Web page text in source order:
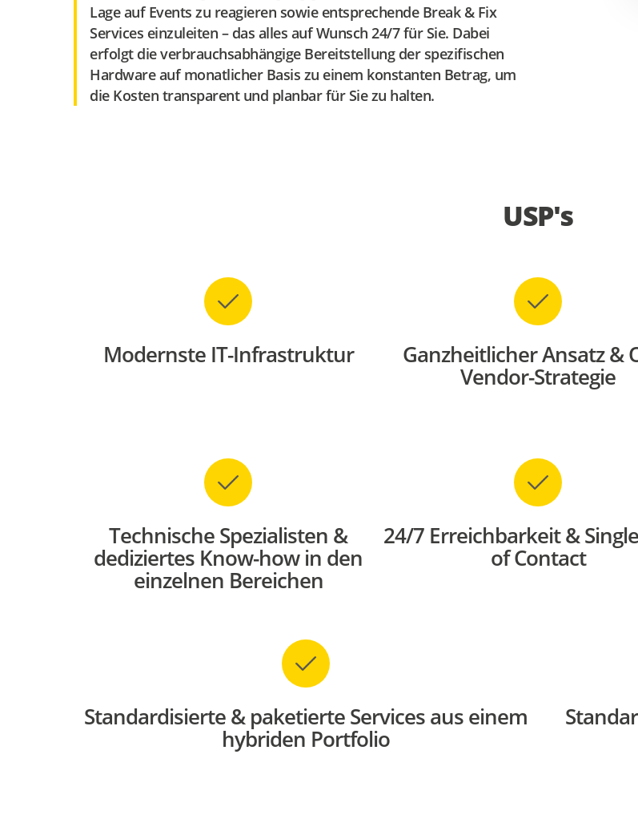
Lage auf Events zu reagieren sowie entsprechende Break & Fix
Services einzuleiten – das alles auf Wunsch 24/7 für Sie. Dabei
erfolgt die verbrauchsabhängige Bereitstellung der spezifischen
Hardware auf monatlicher Basis zu einem konstanten Betrag, um
die Kosten transparent und planbar für Sie zu halten.
USP's
Modernste IT-Infrastruktur Ganzheitlicher Ansatz &
Vendor-Strategie
Technische Spezialisten &
dediziertes Know-how in den
einzelnen Bereichen
24/7 Erreichbarkeit &
of Contact
Standardisierte & paketierte Services aus einem
hybriden Portfolio